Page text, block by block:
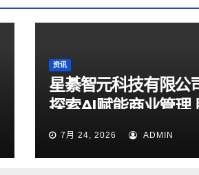
资讯
星綦智元科技有限公
探索AI赋能商业管理
力企业科学决策
7月 24, 2026 ADMIN